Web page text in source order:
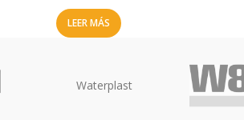
LEER MÁS